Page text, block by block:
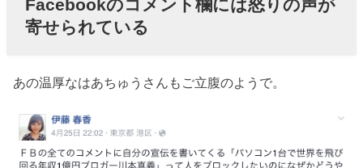
Facebookのコメント欄には怒りの声が
寄せられている
あの温厚なはあちゅうさんもご立腹のようで。